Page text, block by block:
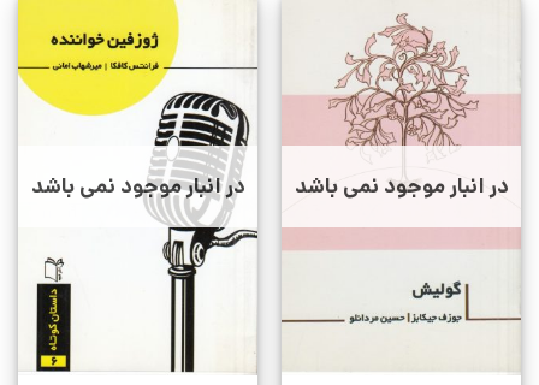
در انبار موجود نمی باشد در انبار موجود نمی باشد